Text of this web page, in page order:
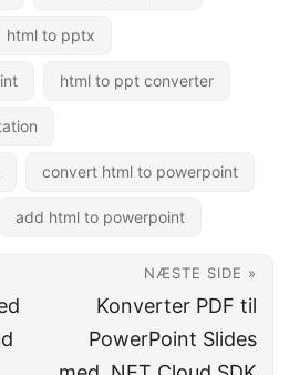
html to pptx
html to ppt converter
convert html to powerpoint
add html to powerpoint
NÆSTE SIDE »
Konverter PDF til
PowerPoint Slides